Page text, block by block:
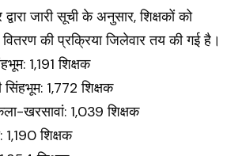
जारी सूची के अनुसार, शिक्षकों को
की प्रक्रिया जिलेवार तय की गई है।
1,191 शिक्षक
सिंहभूम: 1,772 शिक्षक
खरसावां: 1,039 शिक्षक
1,190 शिक्षक